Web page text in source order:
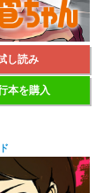
し読み
本を購入